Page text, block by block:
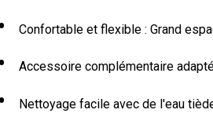
Confortable et flexible : Grand
Accessoire complémentaire
Nettoyage facile avec de l'eau